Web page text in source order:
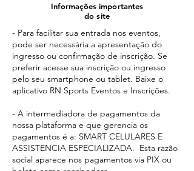
Informações importantes
do site
- Para facilitar sua entrada nos eventos,
pode ser necessária a apresentação do
ingresso ou confirmação de inscrição. Se
preferir acesse sua inscrição ou ingresso
pelo seu smartphone ou tablet. Baixe o
aplicativo RN Sports Eventos e Inscrições.
- A intermediadora de pagamentos da
nossa plataforma e que gerencia os
pagamentos é a: SMART CELULARES E
ASSISTENCIA ESPECIALIZADA. Esta razão
social aparece nos pagamentos via PIX ou